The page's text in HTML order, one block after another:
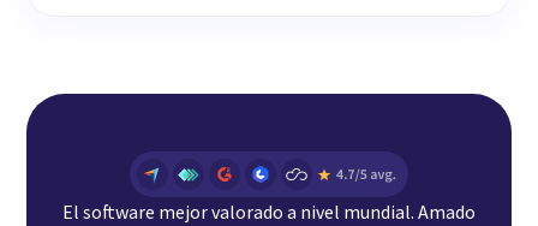
El software mejor valorado a nivel mundial. Amado